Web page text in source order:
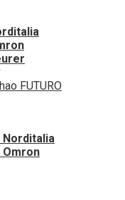
FUTURO
Norditalia
Omron